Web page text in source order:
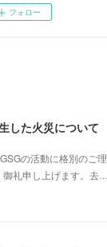
フォロー
した火災について
の活動に格別のご理
礼申し上げます。去…